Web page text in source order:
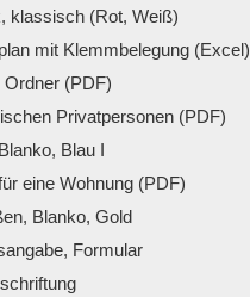
klassisch (Rot, Weiß)
mit Klemmbelegung (Excel)
(PDF)
Privatpersonen (PDF)
Blau I
eine Wohnung (PDF)
Blanko, Gold
Formular